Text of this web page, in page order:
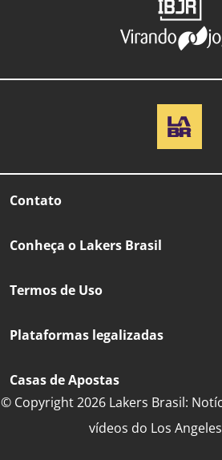
Contato
Conheça o Lakers Brasil
Termos de Uso
Plataformas legalizadas
Casas de Apostas
© Copyright 2026 Lakers Brasil:
vídeos do Los